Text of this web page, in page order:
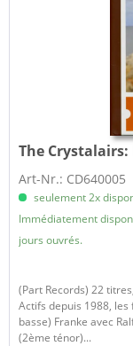
The Crystalairs:
Art-Nr.: CD640005
seulement 2x
Immédiatement
jours ouvrés.
(Part Records) 22
Actifs depuis 1988,
basse) Franke avec
(2ème ténor)...